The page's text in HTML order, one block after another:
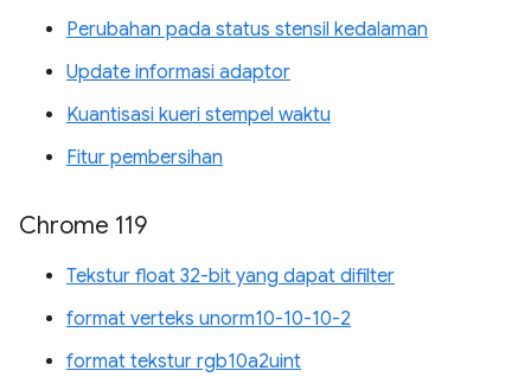
Perubahan pada status stensil kedalaman
Update informasi adaptor
Kuantisasi kueri stempel waktu
Fitur pembersihan
Chrome 119
Tekstur float 32-bit yang dapat difilter
format verteks unorm10-10-10-2
format tekstur rgb10a2uint